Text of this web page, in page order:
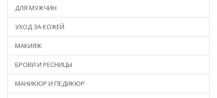
ДЛЯ МУЖЧИН
УХОД ЗА КОЖЕЙ
МАКИЯЖ
БРОВИ И РЕСНИЦЫ
МАНИКЮР И ПЕДИКЮР